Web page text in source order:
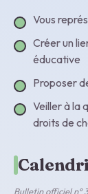
Vous
Créer un
éducative
Proposer
Veiller à la
droits de
Bulletin officiel n°